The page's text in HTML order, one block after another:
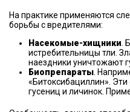
На практике применяются
борьбы с вредителями:
Насекомые-хищники .
истребительницы тли.
наездники уничтожают
Биопрепараты .
«Битоксибациллин».
гусениц и личинок.